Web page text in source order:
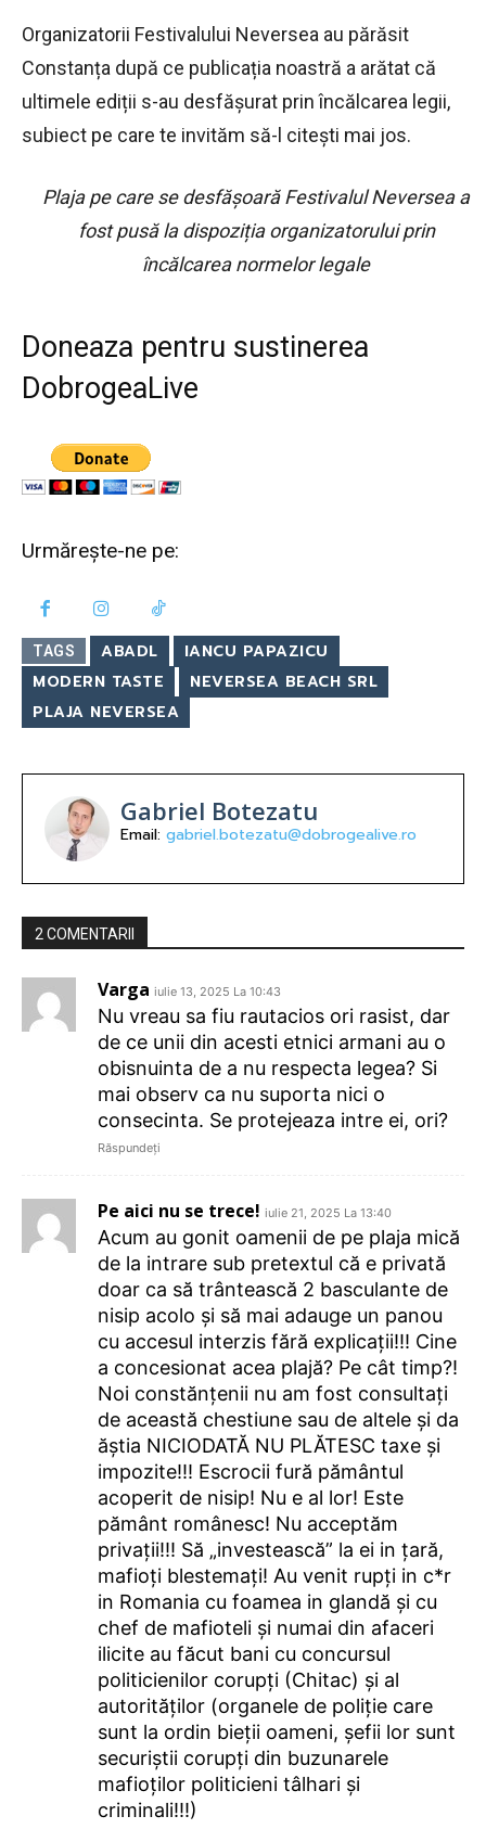
Organizatorii Festivalului Neversea au părăsit
Constanța după ce publicația noastră a arătat că
ultimele ediții s-au desfășurat prin încălcarea legii,
subiect pe care te invităm să-l citești mai jos.
Plaja pe care se desfășoară Festivalul Neversea a
fost pusă la dispoziția organizatorului prin
încălcarea normelor legale
Doneaza pentru sustinerea
DobrogeaLive
Urmărește-ne pe:
TAGS ABADL
IANCU PAPAZICU
MODERN TASTE
NEVERSEA BEACH SRL
PLAJA NEVERSEA
Gabriel Botezatu
Email: gabriel.botezatu@dobrogealive.ro
2 COMENTARII
Varga iulie 13, 2025 La 10:43
Nu vreau sa fiu rautacios ori rasist, dar
de ce unii din acesti etnici armani au o
obisnuinta de a nu respecta legea? Si
mai observ ca nu suporta nici o
consecinta. Se protejeaza intre ei, ori?
Răspundeți
Pe aici nu se trece! iulie 21, 2025 La 13:40
Acum au gonit oamenii de pe plaja mică
de la intrare sub pretextul că e privată
doar ca să trântească 2 basculante de
nisip acolo și să mai adauge un panou
cu accesul interzis fără explicații!!! Cine
a concesionat acea plajă? Pe cât timp?!
Noi constănțenii nu am fost consultați
de această chestiune sau de altele și da
ăștia NICIODATĂ NU PLĂTESC taxe și
impozite!!! Escrocii fură pământul
acoperit de nisip! Nu e al lor! Este
pământ românesc! Nu acceptăm
privații!!! Să „investească” la ei in țară,
mafioți blestemați! Au venit rupți in c*r
in Romania cu foamea in glandă și cu
chef de mafioteli și numai din afaceri
ilicite au făcut bani cu concursul
politicienilor corupți (Chitac) și al
autorităților (organele de poliție care
sunt la ordin bieții oameni, șefii lor sunt
securiștii corupți din buzunarele
mafioților politicieni tâlhari și
criminali!!!)